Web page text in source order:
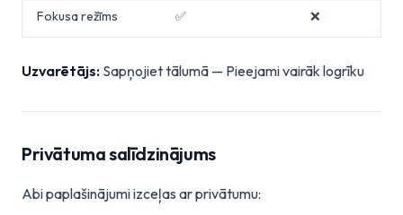
Fokusa režīms ✅ ❌
Uzvarētājs: Sapņojiet tālumā — Pieejami vairāk logrīku
Privātuma salīdzinājums
Abi paplašinājumi izceļas ar privātumu: